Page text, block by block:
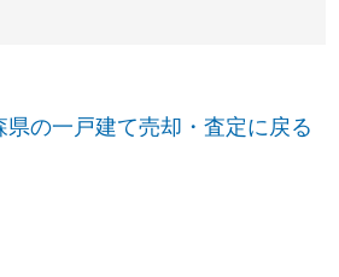
県の一戸建て売却・査定に戻る